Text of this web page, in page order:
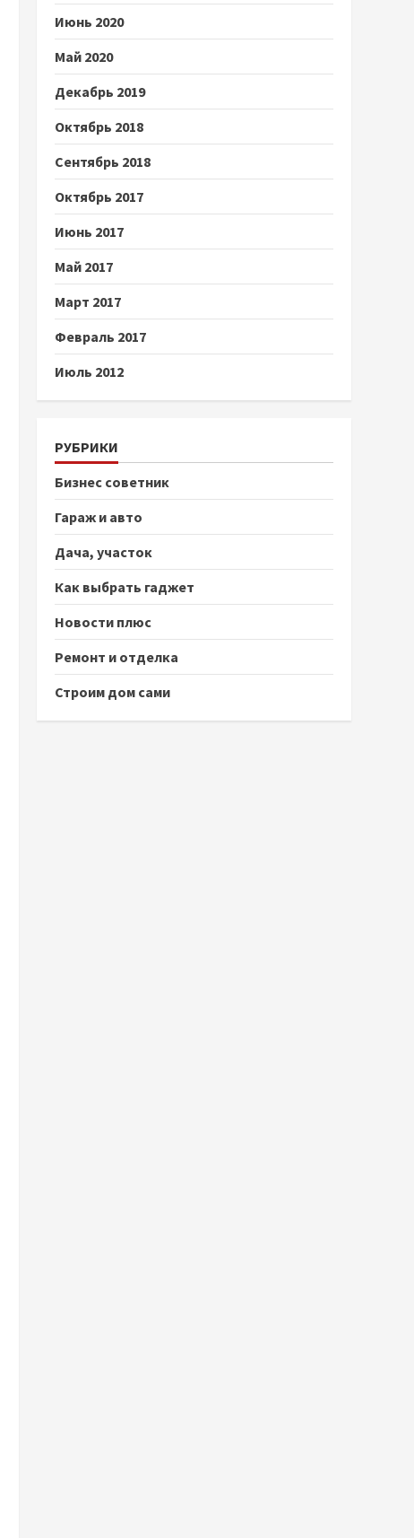
Июнь 2020
Май 2020
Декабрь 2019
Октябрь 2018
Сентябрь 2018
Октябрь 2017
Июнь 2017
Май 2017
Март 2017
Февраль 2017
Июль 2012
РУБРИКИ
Бизнес советник
Гараж и авто
Дача, участок
Как выбрать гаджет
Новости плюс
Ремонт и отделка
Строим дом сами